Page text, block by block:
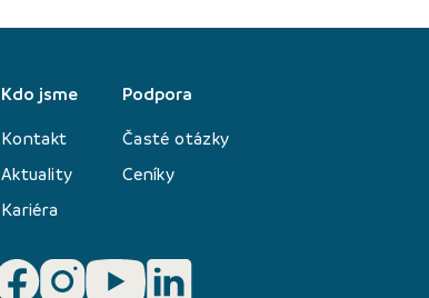
Kdo jsme
Kontakt
Aktuality
Kariéra
Podpora
Časté otázky
Ceníky